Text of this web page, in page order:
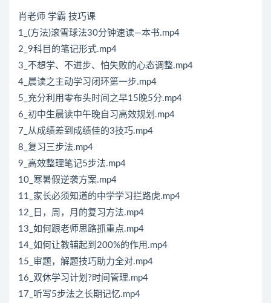
肖老师 学霸 技巧课
1_(方法)滚雪球法30分钟速读—本书.mp4
2_9科目的笔记形式.mp4
3_不想学、不进步、怕失败的心态调整.mp4
4_晨读之主动学习闭环第一步.mp4
5_充分利用零布头时间之早15晚5分.mp4
6_初中生晨读中午晚自习高效规划.mp4
7_从成绩差到成绩佳的3技巧.mp4
8_复习三步法.mp4
9_高效整理笔记5步法.mp4
10_寒暑假逆袭方案.mp4
11_家长必须知道的中学学习拦路虎.mp4
12_日，周，月的复习方法.mp4
13_如何跟老师思路抓重点.mp4
14_如何让教辅起到200%的作用.mp4
15_审题，解题技巧助力全对.mp4
16_双休学习计划?时间管理.mp4
17_听写5步法之长期记忆.mp4